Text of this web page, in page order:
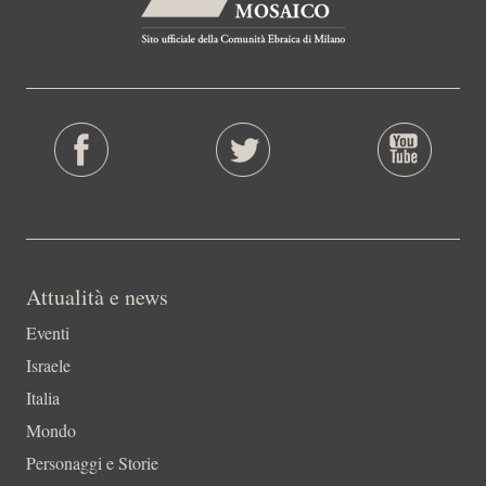
Attualità e news
Eventi
Israele
Italia
Mondo
Personaggi e Storie